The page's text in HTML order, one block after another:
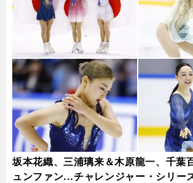
坂本花織、三浦璃来＆木原龍一、千葉
ュンファン...チャレンジャー・シリー